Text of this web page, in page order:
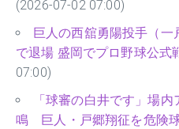
(2026-07-02 07:00)
巨人の西舘勇陽投手（
で退場 盛岡でプロ野球公式
07:00)
「球審の白井です」場
鳴 巨人・戸郷翔征を危険